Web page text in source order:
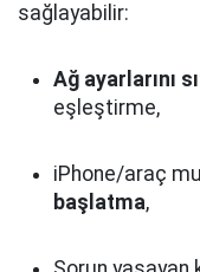
sağlayabilir:
Ağ ayarlarını
eşleştirme,
iPhone/araç
başlatma,